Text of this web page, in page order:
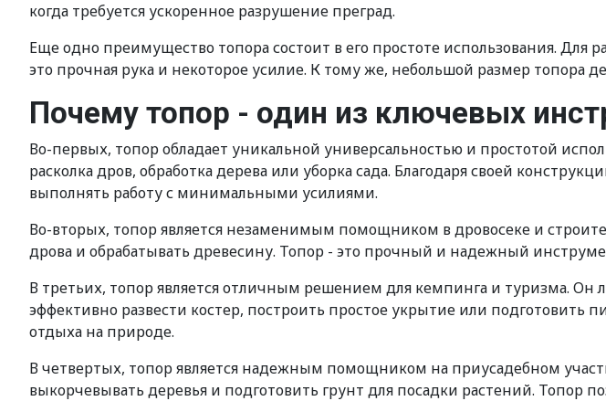
когда требуется ускоренное разрушение преград.
Еще одно преимущество топора состоит в его простоте использования. Для
это прочная рука и некоторое усилие. К тому же, небольшой размер топора
Почему топор - один из ключевых
Во-первых, топор обладает уникальной универсальностью и простотой
расколка дров, обработка дерева или уборка сада. Благодаря своей
выполнять работу с минимальными усилиями.
Во-вторых, топор является незаменимым помощником в дровосеке и
дрова и обрабатывать древесину. Топор - это прочный и надежный
В третьих, топор является отличным решением для кемпинга и туризма.
эффективно развести костер, построить простое укрытие или
отдыха на природе.
В четвертых, топор является надежным помощником на приусадебном
выкорчевывать деревья и подготовить грунт для посадки растений. Топор